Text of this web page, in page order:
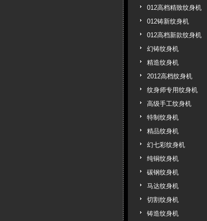
012高档精致纹身机
012铸新纹身机
012高档新款纹身机
幻铸纹身机
精造纹身机
2012高档纹身机
纹身师专用纹身机
高级手工纹身机
特制纹身机
精品纹身机
幻七彩纹身机
纯铜纹身机
碳钢纹身机
马达纹身机
切割纹身机
铸造纹身机